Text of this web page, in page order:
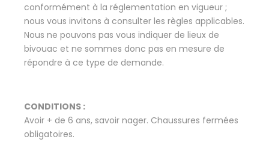
conformément à la réglementation en vigueur ;
nous vous invitons à consulter les règles applicables.
Nous ne pouvons pas vous indiquer de lieux de
bivouac et ne sommes donc pas en mesure de
répondre à ce type de demande.
CONDITIONS :
Avoir + de 6 ans, savoir nager. Chaussures fermées
obligatoires.